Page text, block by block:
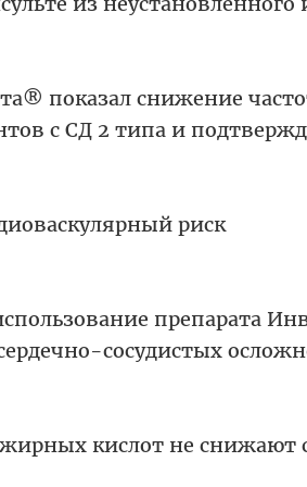
показал снижение
с СД 2 типа и
риск
препарата
сосудистых
кислот не снижают